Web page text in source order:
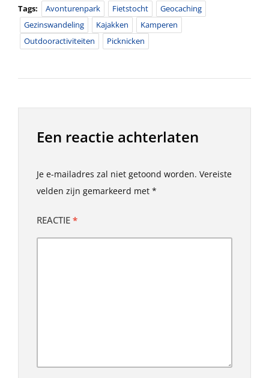
Tags: Avonturenpark Fietstocht
Geocaching
Gezinswandeling
Kajakken
Kamperen
Outdooractiviteiten
Picknicken
Een reactie achterlaten
Je e-mailadres zal niet getoond worden. Vereiste
velden zijn gemarkeerd met *
REACTIE *